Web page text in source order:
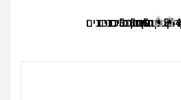
4 מתוך 5 כוכבים 5 מתוך 5 כוכבים